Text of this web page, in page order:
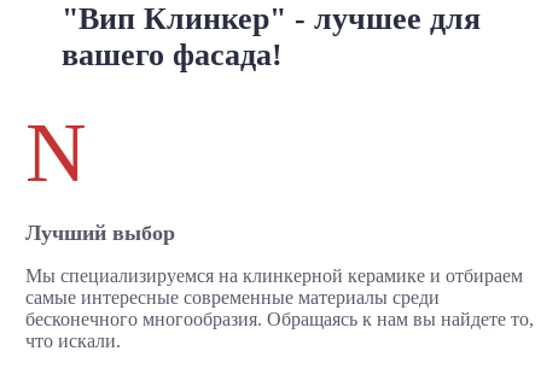
"Вип Клинкер" - лучшее для
вашего фасада!
N
Лучший выбор
Мы специализируемся на клинкерной керамике и отбираем
самые интересные современные материалы среди
бесконечного многообразия. Обращаясь к нам вы найдете то,
что искали.